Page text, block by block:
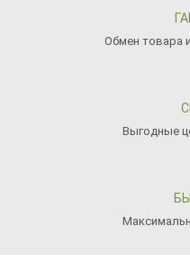
Обмен товара
Выгодные